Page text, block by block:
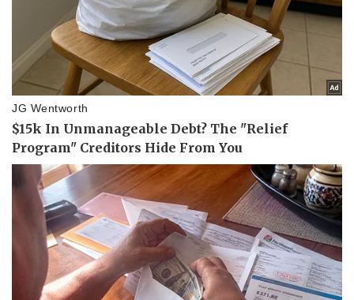
Du lịch
Tư vấn
Săn Tour
Podcast
Câu chuyện thời sự
Đọc truyện đêm khuya